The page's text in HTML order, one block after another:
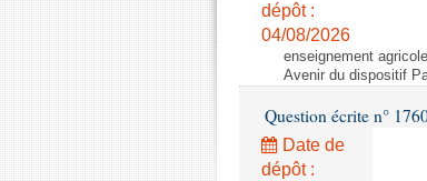
dépôt :
04/08/2026
enseignement
Avenir du dispositif
Question écrite n°
Date de
dépôt :